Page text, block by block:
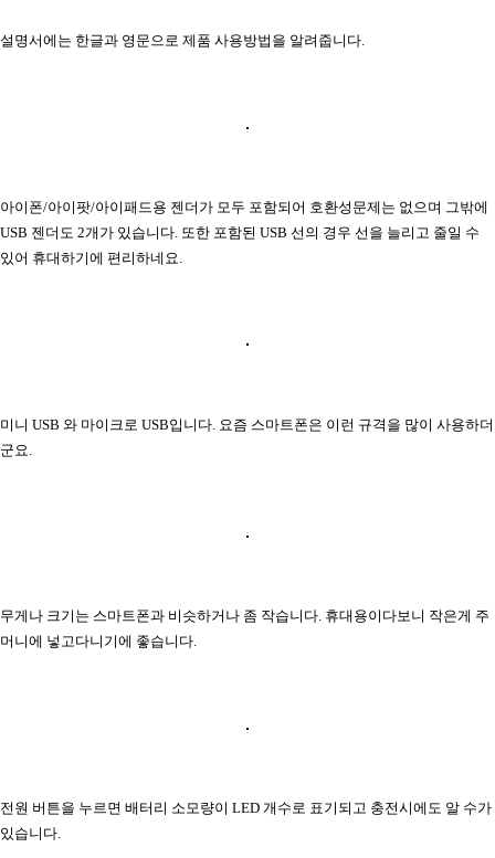
설명서에는 한글과 영문으로 제품 사용방법을 알려줍니다.
아이폰/아이팟/아이패드용 젠더가 모두 포함되어 호환성문제는 없으며 그밖에
USB 젠더도 2개가 있습니다. 또한 포함된 USB 선의 경우 선을 늘리고 줄일 수
있어 휴대하기에 편리하네요.
미니 USB 와 마이크로 USB입니다. 요즘 스마트폰은 이런 규격을 많이 사용하더
군요.
무게나 크기는 스마트폰과 비슷하거나 좀 작습니다. 휴대용이다보니 작은게 주
머니에 넣고다니기에 좋습니다.
전원 버튼을 누르면 배터리 소모량이 LED 개수로 표기되고 충전시에도 알 수가
있습니다.